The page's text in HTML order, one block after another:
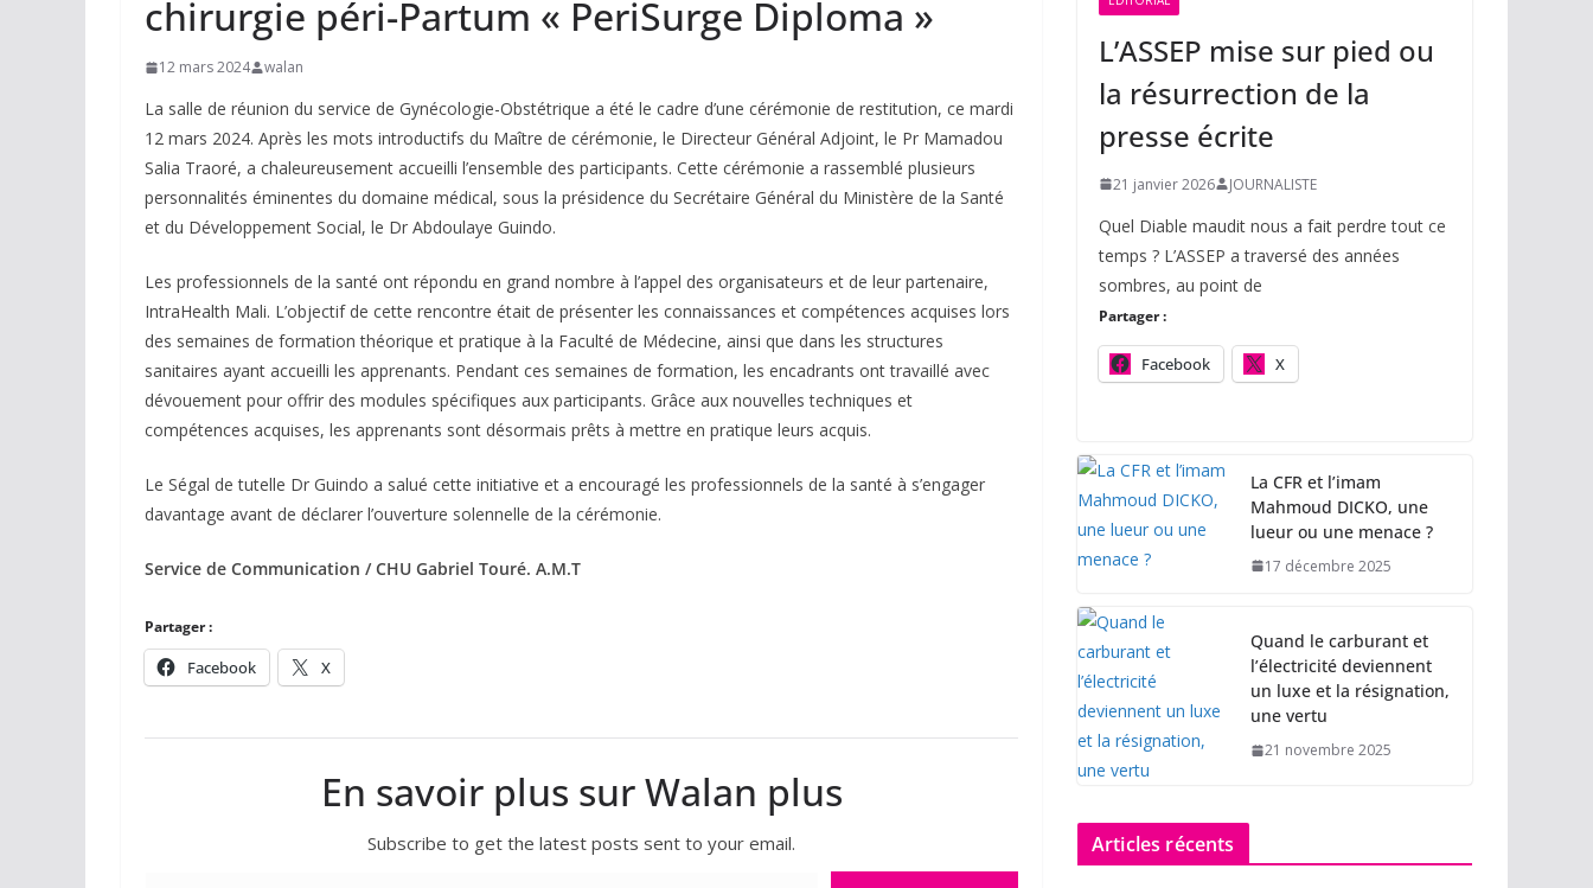
chirurgie péri-Partum « PeriSurge Diploma »
12 mars 2024 walan
La salle de réunion du service de Gynécologie-Obstétrique a été le cadre d’une cérémonie de restitution, ce mardi
12 mars 2024. Après les mots introductifs du Maître de cérémonie, le Directeur Général Adjoint, le Pr Mamadou
Salia Traoré, a chaleureusement accueilli l’ensemble des participants. Cette cérémonie a rassemblé plusieurs
personnalités éminentes du domaine médical, sous la présidence du Secrétaire Général du Ministère de la Santé
et du Développement Social, le Dr Abdoulaye Guindo.
Les professionnels de la santé ont répondu en grand nombre à l’appel des organisateurs et de leur partenaire,
IntraHealth Mali. L’objectif de cette rencontre était de présenter les connaissances et compétences acquises lors
des semaines de formation théorique et pratique à la Faculté de Médecine, ainsi que dans les structures
sanitaires ayant accueilli les apprenants. Pendant ces semaines de formation, les encadrants ont travaillé avec
dévouement pour offrir des modules spécifiques aux participants. Grâce aux nouvelles techniques et
compétences acquises, les apprenants sont désormais prêts à mettre en pratique leurs acquis.
Le Ségal de tutelle Dr Guindo a salué cette initiative et a encouragé les professionnels de la santé à s’engager
davantage avant de déclarer l’ouverture solennelle de la cérémonie.
Service de Communication / CHU Gabriel Touré. A.M.T
Partager :
Facebook X
En savoir plus sur Walan plus
Subscribe to get the latest posts sent to your email.
L’ASSEP mise sur pied ou
la résurrection de la
presse écrite
21 janvier 2026 JOURNALISTE
Quel Diable maudit nous a fait perdre tout ce
temps ? L’ASSEP a traversé des années
sombres, au point de
Partager :
Facebook X
La CFR et l’imam
Mahmoud DICKO, une
lueur ou une menace ?
17 décembre 2025
Quand le carburant et
l’électricité deviennent
un luxe et la résignation,
une vertu
21 novembre 2025
Articles récents